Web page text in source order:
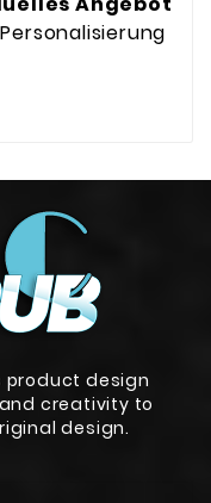
product design
creativity to
design.